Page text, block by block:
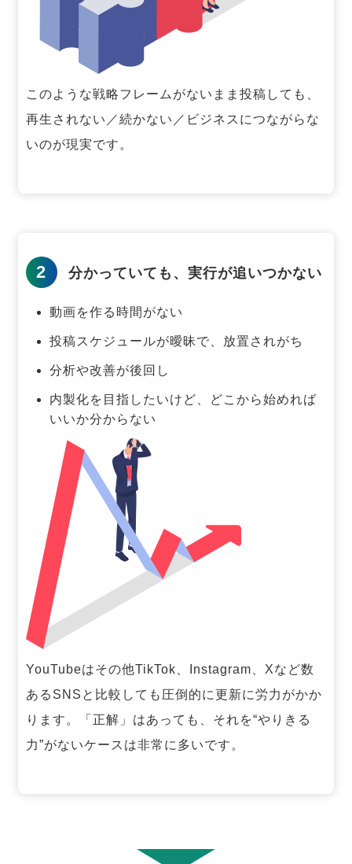
このような戦略フレームがないまま投稿しても、
再生されない／続かない／ビジネスにつながらな
いのが現実です。
2 分かっていても、実行が追いつかない
動画を作る時間がない
投稿スケジュールが曖昧で、放置されがち
分析や改善が後回し
内製化を目指したいけど、どこから始めれば
いいか分からない
YouTubeはその他TikTok、Instagram、Xなど数
あるSNSと比較しても圧倒的に更新に労力がかか
ります。「正解」はあっても、それを“やりきる
力”がないケースは非常に多いです。